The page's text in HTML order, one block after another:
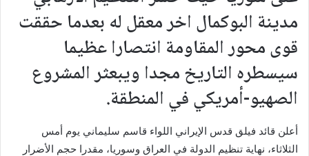
مدينة البوكمال اخر معقل له بعدما حققت
قوى محور المقاومة انتصارا عظيما
سيسطره التاريخ مجدا ويبعثر المشروع
الصهيو-أمريكي في المنطقة.
أعلن قائد فيلق قدس الإيراني اللواء قاسم سليماني يوم أمس
الثلاثاء، نهاية تنظيم الدولة في العراق وسوريا، مقدرا حجم الأضرار